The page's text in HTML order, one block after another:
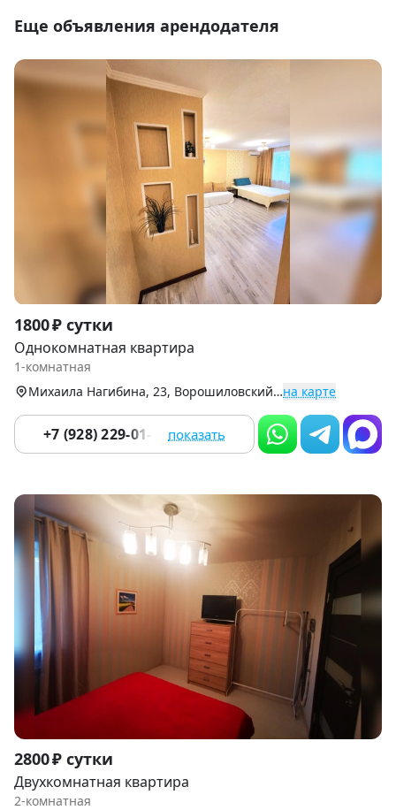
Еще объявления арендодателя
Item
1
of
9
1800 ₽ сутки
Однокомнатная квартира
1-комнатная
Михаила Нагибина, 23, Ворошиловский р-нна карте
+7 (928) 229-01-08 показать
Item
1
of
2800 ₽ сутки
Двухкомнатная квартира
2-комнатная